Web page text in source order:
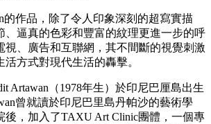
的作品，除了令人印象深刻的超寫實描
、逼真的色彩和豐富的紋理更進一步的呼
視、廣告和互聯網，其不間斷的視覺刺激
方式對現代生活的轟擊。
Artawan（1978年生）於印尼巴厘島出生
曾就讀於印尼巴里島丹帕沙的藝術學
後，加入了TAXU Art Clinic團體，一個專